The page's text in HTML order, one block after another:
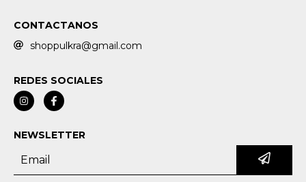
CONTACTANOS
shoppulkra@gmail.com
REDES SOCIALES
NEWSLETTER